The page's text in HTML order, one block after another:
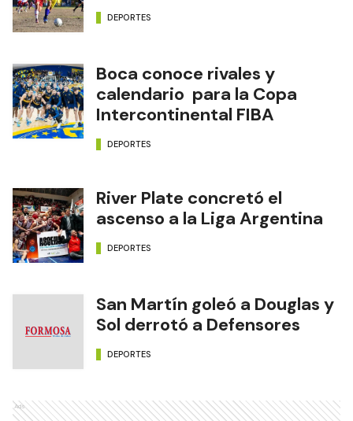
DEPORTES
Boca conoce rivales y
calendario para la Copa
Intercontinental FIBA
DEPORTES
River Plate concretó el
ascenso a la Liga Argentina
DEPORTES
San Martín goleó a Douglas y
Sol derrotó a Defensores
DEPORTES
Ads